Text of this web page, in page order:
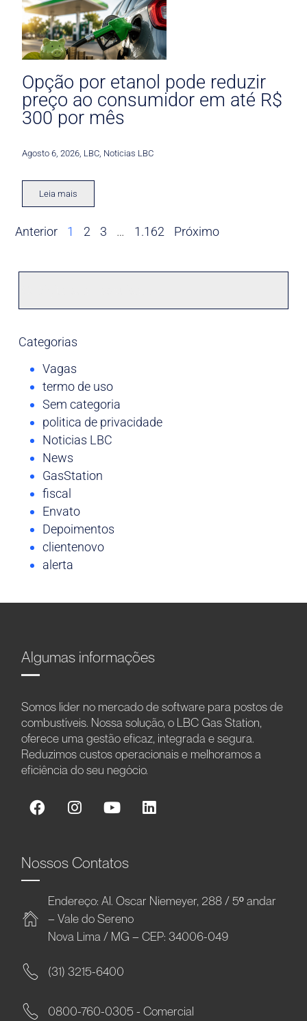
Opção por etanol pode reduzir
preço ao consumidor em até R$
300 por mês
Agosto 6, 2026 LBC Noticias LBC
Leia mais
Anterior 1 2 3 … 1.162 Próximo
Categorias
Vagas
termo de uso
Sem categoria
politica de privacidade
Noticias LBC
News
GasStation
fiscal
Envato
Depoimentos
clientenovo
alerta
Algumas informações
Somos líder no mercado de software para postos de
combustíveis. Nossa solução, o LBC Gas Station,
oferece uma gestão eficaz, integrada e segura.
Reduzimos custos operacionais e melhoramos a
eficiência do seu negócio.
Nossos Contatos
Endereço: Al. Oscar Niemeyer, 288 / 5º andar
– Vale do Sereno
Nova Lima / MG – CEP: 34006-049
(31) 3215-6400
0800-760-0305 - Comercial